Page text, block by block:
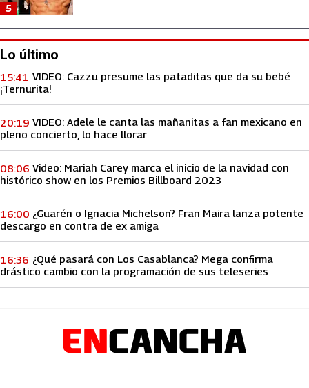
5
Lo último
VIDEO: Cazzu presume las pataditas que da su bebé
¡Ternurita!
15:41
VIDEO: Adele le canta las mañanitas a fan mexicano en
pleno concierto, lo hace llorar
20:19
Video: Mariah Carey marca el inicio de la navidad con
histórico show en los Premios Billboard 2023
08:06
¿Guarén o Ignacia Michelson? Fran Maira lanza potente
descargo en contra de ex amiga
16:00
¿Qué pasará con Los Casablanca? Mega confirma
drástico cambio con la programación de sus teleseries
16:36